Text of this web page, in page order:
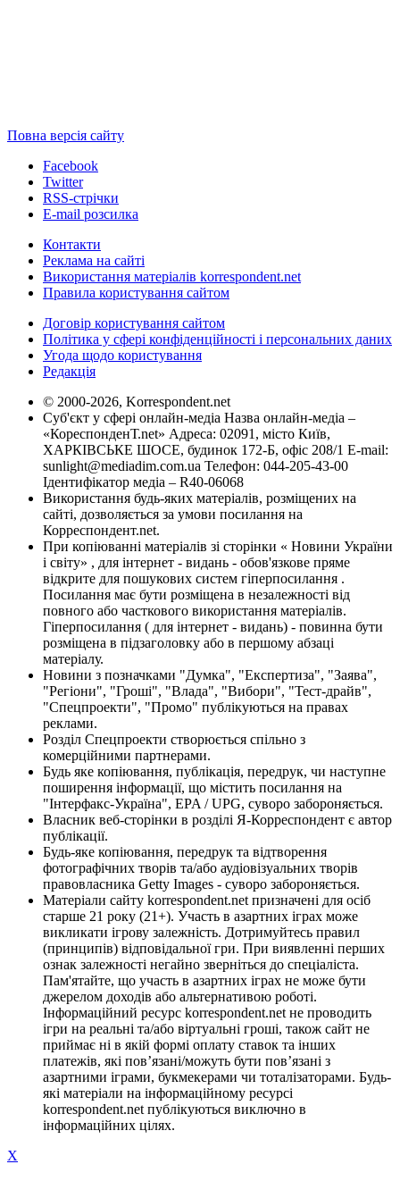
Повна версія сайту
Facebook
Twitter
RSS-стрічки
E-mail розсилка
Контакти
Реклама на сайті
Використання матеріалів korrespondent.net
Правила користування сайтом
Договір користування сайтом
Політика у сфері конфіденційності і персональних даних
Угода щодо користування
Редакція
© 2000-2026, Korrespondent.net
Суб'єкт у сфері онлайн-медіа Назва онлайн-медіа –
«КореспонденТ.net» Адреса: 02091, місто Київ,
ХАРКІВСЬКЕ ШОСЕ, будинок 172-Б, офіс 208/1 E-mail:
sunlight@mediadim.com.ua Телефон: 044-205-43-00
Ідентифікатор медіа – R40-06068
Використання будь-яких матеріалів, розміщених на
сайті, дозволяється за умови посилання на
Корреспондент.net.
При копіюванні матеріалів зі сторінки « Новини України
і світу» , для інтернет - видань - обов'язкове пряме
відкрите для пошукових систем гіперпосилання .
Посилання має бути розміщена в незалежності від
повного або часткового використання матеріалів.
Гіперпосилання ( для інтернет - видань) - повинна бути
розміщена в підзаголовку або в першому абзаці
матеріалу.
Новини з позначками "Думка", "Експертиза", "Заява",
"Регіони", "Гроші", "Влада", "Вибори", "Тест-драйв",
"Спецпроекти", "Промо" публікуються на правах
реклами.
Розділ Спецпроекти створюється спільно з
комерційними партнерами.
Будь яке копіювання, публікація, передрук, чи наступне
поширення інформації, що містить посилання на
"Інтерфакс-Україна", EPA / UPG, суворо забороняється.
Власник веб-сторінки в розділі Я-Корреспондент є автор
публікації.
Будь-яке копіювання, передрук та відтворення
фотографічних творів та/або аудіовізуальних творів
правовласника Getty Images - суворо забороняється.
Матеріали сайту korrespondent.net призначені для осіб
старше 21 року (21+). Участь в азартних іграх може
викликати ігрову залежність. Дотримуйтесь правил
(принципів) відповідальної гри. При виявленні перших
ознак залежності негайно зверніться до спеціаліста.
Пам'ятайте, що участь в азартних іграх не може бути
джерелом доходів або альтернативою роботі.
Інформаційний ресурс korrespondent.net не проводить
ігри на реальні та/або віртуальні гроші, також сайт не
приймає ні в якій формі оплату ставок та інших
платежів, які пов’язані/можуть бути пов’язані з
азартними іграми, букмекерами чи тоталізаторами. Будь-
які матеріали на інформаційному ресурсі
korrespondent.net публікуються виключно в
інформаційних цілях.
X